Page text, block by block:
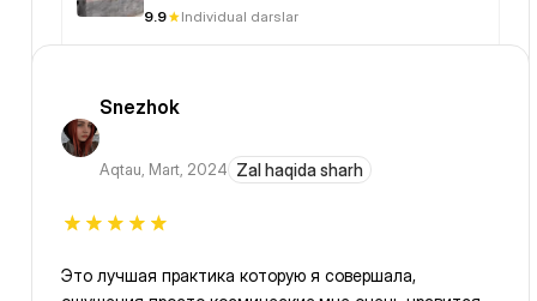
9.9 Individual darslar
Snezhok
Aqtau, Mart, 2024 Zal haqida sharh
Это лучшая практика которую я совершала,